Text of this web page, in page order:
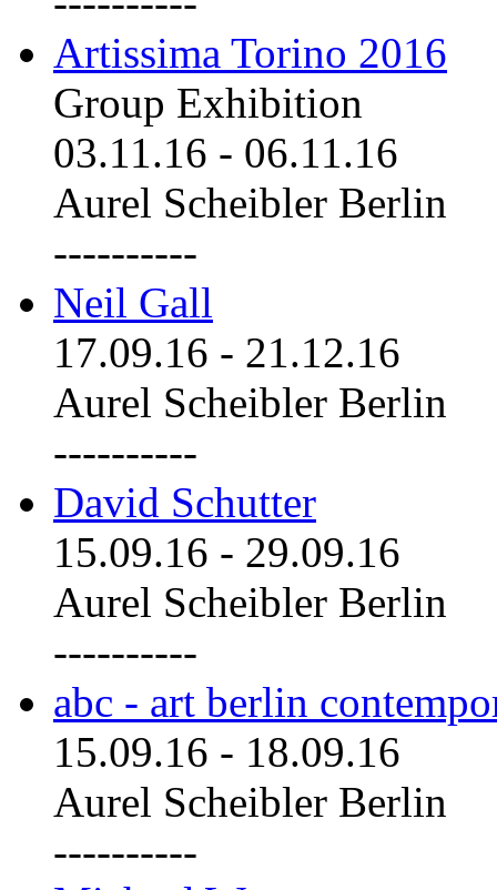
Artissima Torino 2016
Group Exhibition
03.11.16 - 06.11.16
Aurel Scheibler Berlin
----------
Neil Gall
17.09.16 - 21.12.16
Aurel Scheibler Berlin
----------
David Schutter
15.09.16 - 29.09.16
Aurel Scheibler Berlin
----------
abc - art berlin
15.09.16 - 18.09.16
Aurel Scheibler Berlin
----------